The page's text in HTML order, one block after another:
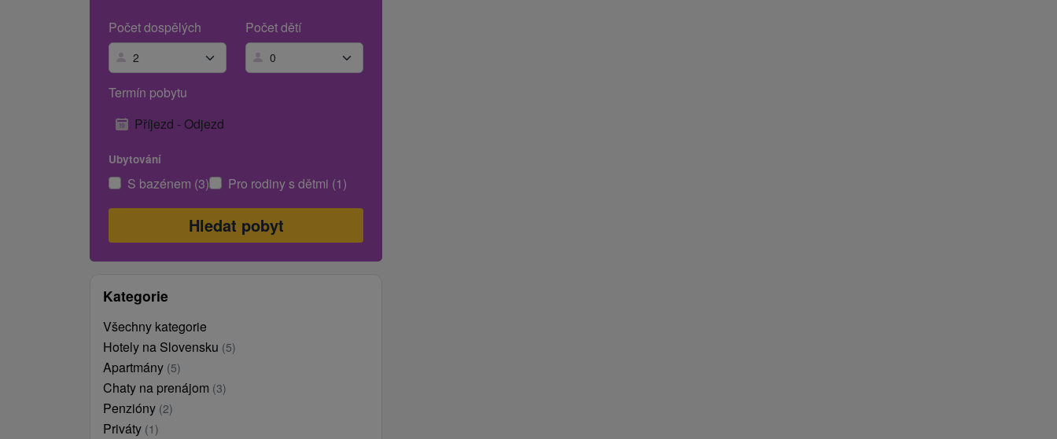
Počet dospělých
Počet dětí
Termín pobytu
Příjezd - Odjezd
Ubytování
S bazénem (3) Pro rodiny s dětmi (1)
Kategorie
Všechny kategorie
Hotely na Slovensku (5)
Apartmány (5)
Chaty na prenájom (3)
Penzióny (2)
Priváty (1)